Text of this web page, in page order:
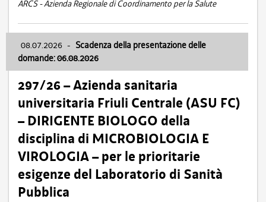
ARCS - Azienda Regionale di Coordinamento per la Salute
08.07.2026 - Scadenza della presentazione delle
domande: 06.08.2026
297/26 – Azienda sanitaria
universitaria Friuli Centrale (ASU FC)
– DIRIGENTE BIOLOGO della
disciplina di MICROBIOLOGIA E
VIROLOGIA – per le prioritarie
esigenze del Laboratorio di Sanità
Pubblica